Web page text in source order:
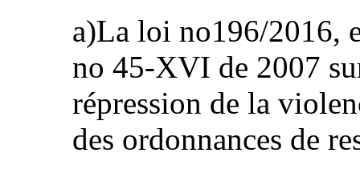
a)La loi no196/2016,
no 45-XVI de 2007
répression de la
des ordonnances de